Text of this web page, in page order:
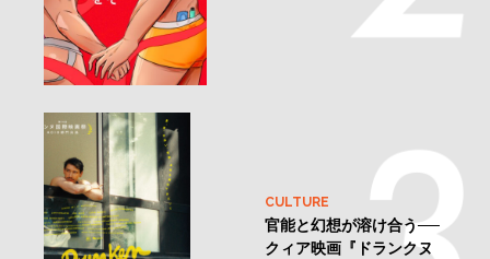
CULTURE
官能と幻想が溶け合う──
クィア映画『ドランクヌ